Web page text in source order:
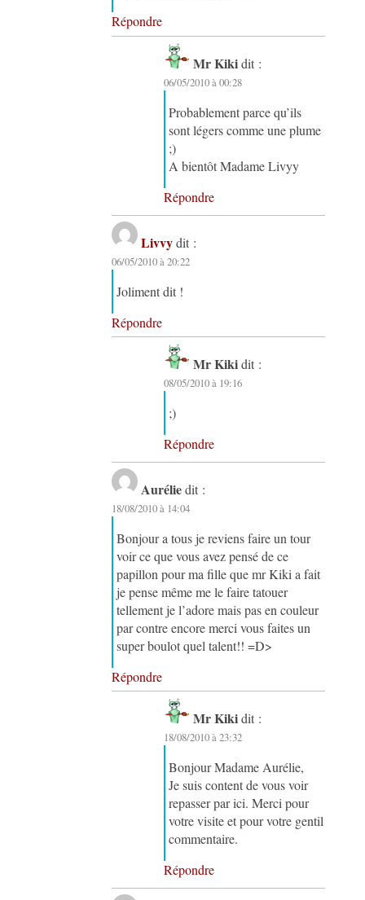
Répondre
Mr Kiki dit :
06/05/2010 à 00:28
Probablement parce qu’ils
sont légers comme une plume
;)
A bientôt Madame Livyy
Répondre
Livvy dit :
06/05/2010 à 20:22
Joliment dit !
Répondre
Mr Kiki dit :
08/05/2010 à 19:16
;)
Répondre
Aurélie dit :
18/08/2010 à 14:04
Bonjour a tous je reviens faire un tour
voir ce que vous avez pensé de ce
papillon pour ma fille que mr Kiki a fait
je pense même me le faire tatouer
tellement je l’adore mais pas en couleur
par contre encore merci vous faites un
super boulot quel talent!! =D>
Répondre
Mr Kiki dit :
18/08/2010 à 23:32
Bonjour Madame Aurélie,
Je suis content de vous voir
repasser par ici. Merci pour
votre visite et pour votre gentil
commentaire.
Répondre